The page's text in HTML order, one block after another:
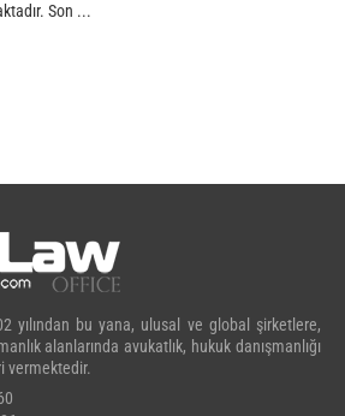
Son ...
yılından bu yana, ulusal ve global şirketlere,
alanlarında avukatlık, hukuk danışmanlığı
vermektedir.